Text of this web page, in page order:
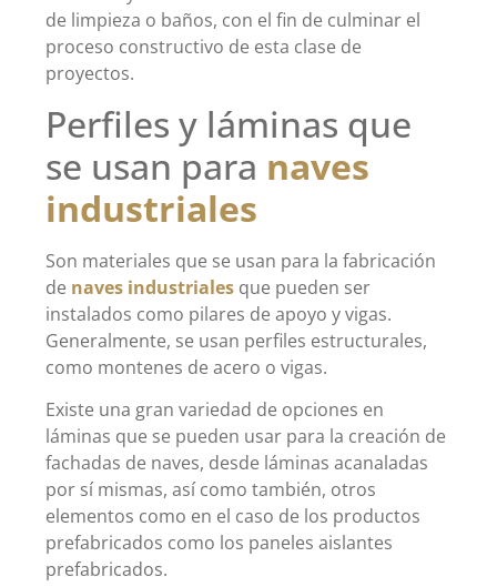
de limpieza o baños, con el fin de culminar el
proceso constructivo de esta clase de
proyectos.
Perfiles y láminas que
se usan para naves
industriales
Son materiales que se usan para la fabricación
de naves industriales que pueden ser
instalados como pilares de apoyo y vigas.
Generalmente, se usan perfiles estructurales,
como montenes de acero o vigas.
Existe una gran variedad de opciones en
láminas que se pueden usar para la creación de
fachadas de naves, desde láminas acanaladas
por sí mismas, así como también, otros
elementos como en el caso de los productos
prefabricados como los paneles aislantes
prefabricados.